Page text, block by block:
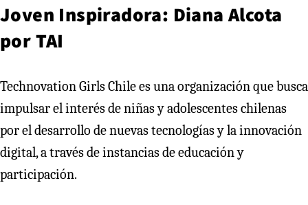
Joven Inspiradora: Diana Alcota
por TAI
Technovation Girls Chile es una organización que busca
impulsar el interés de niñas y adolescentes chilenas
por el desarrollo de nuevas tecnologías y la innovación
digital, a través de instancias de educación y
participación.